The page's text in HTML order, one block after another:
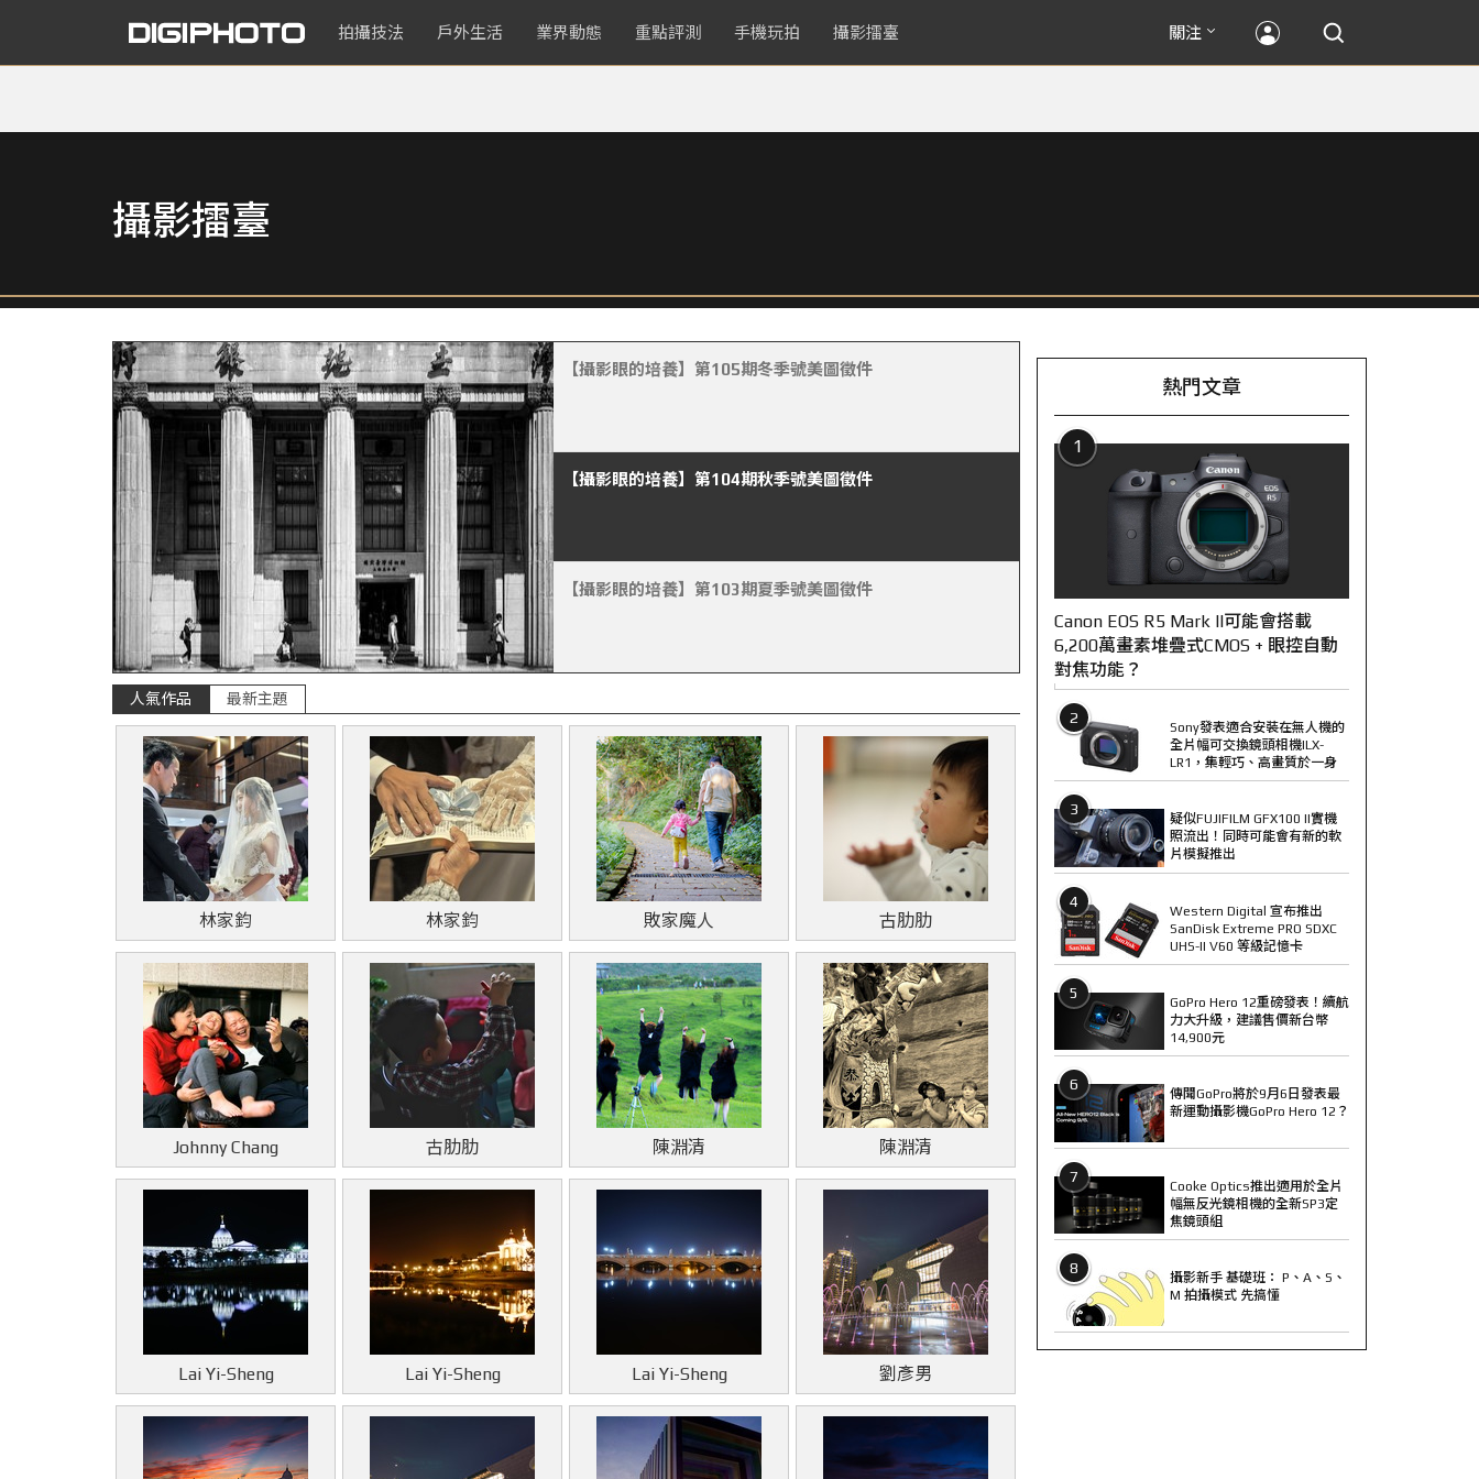
拍攝技法 戶外生活 業界動態 重點評測 手機玩拍 攝影擂臺 關注
攝影擂臺
【攝影眼的培養】第105期冬季號美圖徵件
【攝影眼的培養】第104期秋季號美圖徵件
【攝影眼的培養】第103期夏季號美圖徵件
人氣作品 最新主題
林家鈞 林家鈞 敗家魔人 古肋肋
Johnny Chang 古肋肋 陳淵清 陳淵清
Lai Yi-Sheng Lai Yi-Sheng Lai Yi-Sheng 劉彥男
熱門文章
1
Canon EOS R5 Mark II可能會搭載
6,200萬畫素堆疊式CMOS + 眼控自動
對焦功能？
2
Sony發表適合安裝在無人機的
全片幅可交換鏡頭相機ILX-
LR1，集輕巧、高畫質於一身
3
疑似FUJIFILM GFX100 II實機
照流出！同時可能會有新的軟
片模擬推出
4
Western Digital 宣布推出
SanDisk Extreme PRO SDXC
UHS-II V60 等級記憶卡
5
GoPro Hero 12重磅發表！續航
力大升級，建議售價新台幣
14,900元
6
傳聞GoPro將於9月6日發表最
新運動攝影機GoPro Hero 12？
7
Cooke Optics推出適用於全片
幅無反光鏡相機的全新SP3定
焦鏡頭組
8
攝影新手 基礎班： P、A、S、
M 拍攝模式 先搞懂